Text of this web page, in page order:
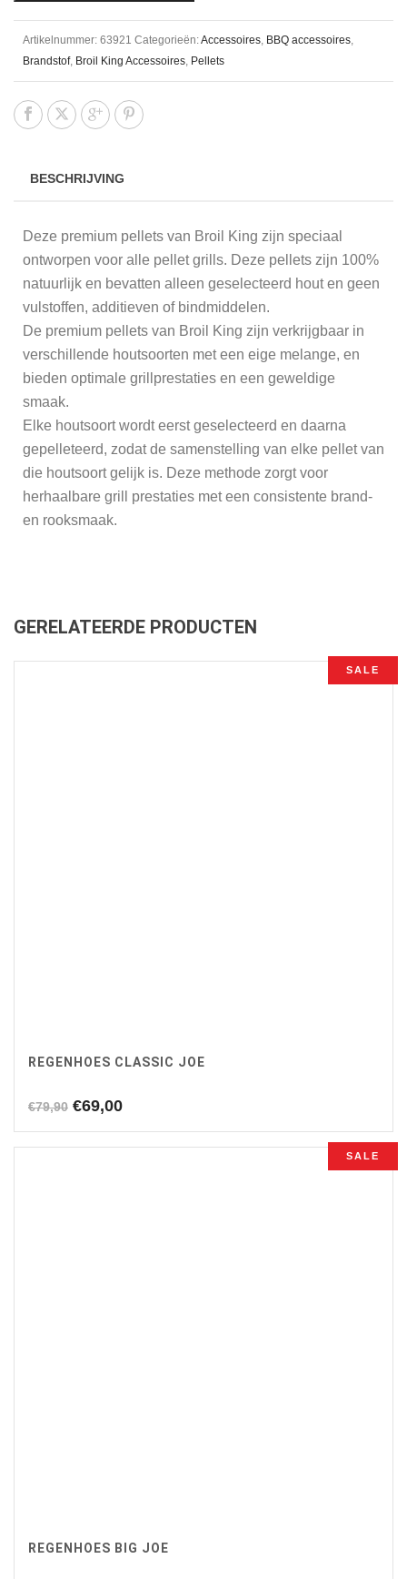
Artikelnummer: 63921 Categorieën:Accessoires BBQ accessoires
Brandstof, Broil King Accessoires Pellets
BESCHRIJVING
Deze premium pellets van Broil King zijn speciaal
ontworpen voor alle pellet grills. Deze pellets zijn 100%
natuurlijk en bevatten alleen geselecteerd hout en geen
vulstoffen, additieven of bindmiddelen.
De premium pellets van Broil King zijn verkrijgbaar in
verschillende houtsoorten met een eige melange, en
bieden optimale grillprestaties en een geweldige
smaak.
Elke houtsoort wordt eerst geselecteerd en daarna
gepelleteerd, zodat de samenstelling van elke pellet van
die houtsoort gelijk is. Deze methode zorgt voor
herhaalbare grill prestaties met een consistente brand-
en rooksmaak.
GERELATEERDE PRODUCTEN
SALE
REGENHOES CLASSIC JOE
€79,90 Oorspronkelijke
was:
€69,00Huidige
is:
SALE
REGENHOES BIG JOE